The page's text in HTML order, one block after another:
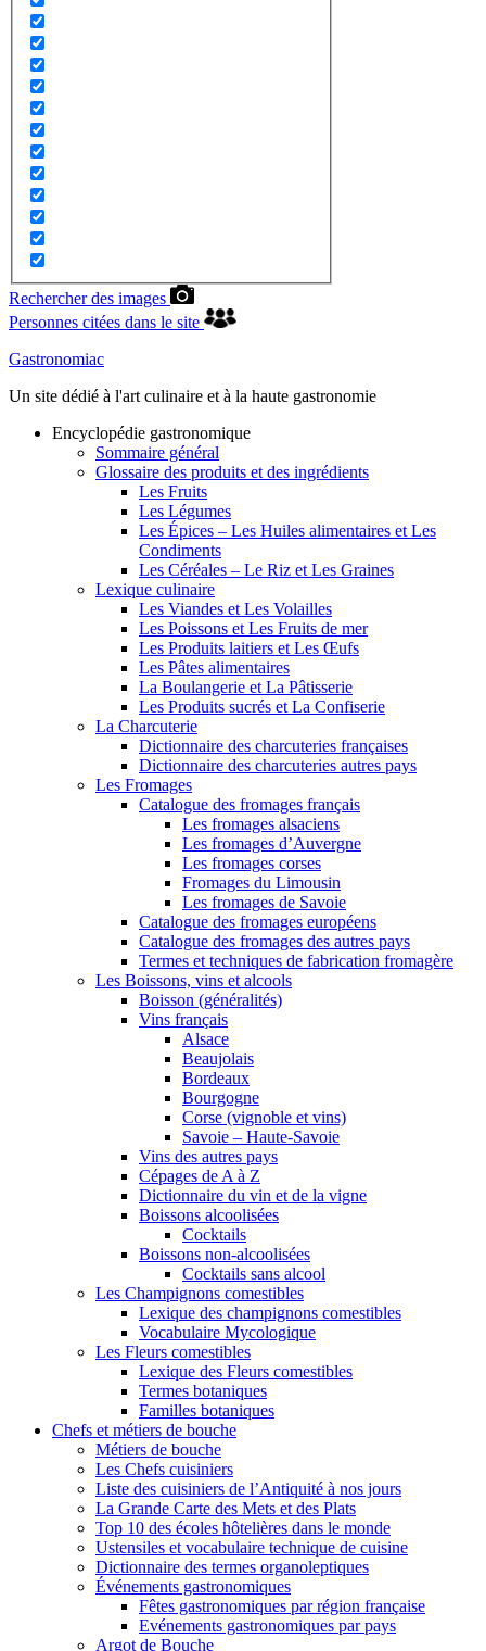
Rechercher des images
Personnes citées dans le site
Gastronomiac
Un site dédié à l'art culinaire et à la haute gastronomie
Encyclopédie gastronomique
Sommaire général
Glossaire des produits et des ingrédients
Les Fruits
Les Légumes
Les Épices – Les Huiles alimentaires et Les
Condiments
Les Céréales – Le Riz et Les Graines
Lexique culinaire
Les Viandes et Les Volailles
Les Poissons et Les Fruits de mer
Les Produits laitiers et Les Œufs
Les Pâtes alimentaires
La Boulangerie et La Pâtisserie
Les Produits sucrés et La Confiserie
La Charcuterie
Dictionnaire des charcuteries françaises
Dictionnaire des charcuteries autres pays
Les Fromages
Catalogue des fromages français
Les fromages alsaciens
Les fromages d’Auvergne
Les fromages corses
Fromages du Limousin
Les fromages de Savoie
Catalogue des fromages européens
Catalogue des fromages des autres pays
Termes et techniques de fabrication fromagère
Les Boissons, vins et alcools
Boisson (généralités)
Vins français
Alsace
Beaujolais
Bordeaux
Bourgogne
Corse (vignoble et vins)
Savoie – Haute-Savoie
Vins des autres pays
Cépages de A à Z
Dictionnaire du vin et de la vigne
Boissons alcoolisées
Cocktails
Boissons non-alcoolisées
Cocktails sans alcool
Les Champignons comestibles
Lexique des champignons comestibles
Vocabulaire Mycologique
Les Fleurs comestibles
Lexique des Fleurs comestibles
Termes botaniques
Familles botaniques
Chefs et métiers de bouche
Métiers de bouche
Les Chefs cuisiniers
Liste des cuisiniers de l’Antiquité à nos jours
La Grande Carte des Mets et des Plats
Top 10 des écoles hôtelières dans le monde
Ustensiles et vocabulaire technique de cuisine
Dictionnaire des termes organoleptiques
Événements gastronomiques
Fêtes gastronomiques par région française
Evénements gastronomiques par pays
Argot de Bouche